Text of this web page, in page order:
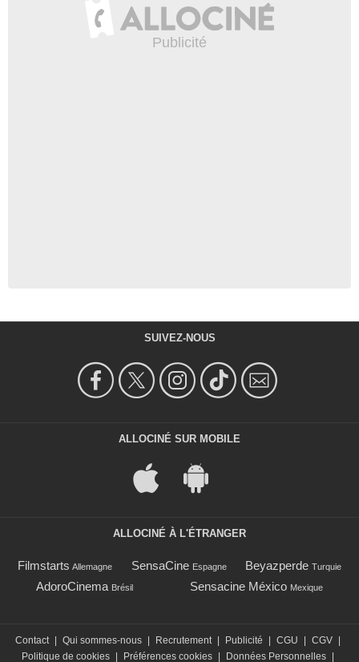
SUIVEZ-NOUS
ALLOCINÉ SUR MOBILE
ALLOCINÉ À L'ÉTRANGER
Filmstarts Allemagne SensaCine Espagne Beyazperde Turquie
AdoroCinema Brésil Sensacine México Mexique
Contact | Qui sommes-nous | Recrutement | Publicité | CGU | CGV |
Politique de cookies | Préférences cookies | Données Personnelles |